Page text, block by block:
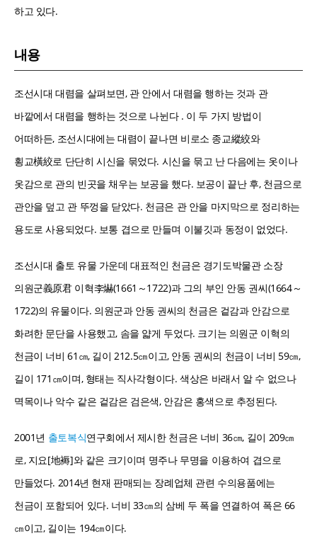
하고 있다.
내용
조선시대 대렴을 살펴보면, 관 안에서 대렴을 행하는 것과 관
바깥에서 대렴을 행하는 것으로 나뉜다 . 이 두 가지 방법이
어떠하든, 조선시대에는 대렴이 끝나면 비로소 종교縱絞와
횡교橫絞로 단단히 시신을 묶었다. 시신을 묶고 난 다음에는 옷이나
옷감으로 관의 빈곳을 채우는 보공을 했다. 보공이 끝난 후, 천금으로
관안을 덮고 관 뚜껑을 닫았다. 천금은 관 안을 마지막으로 정리하는
용도로 사용되었다. 보통 겹으로 만들며 이불깃과 동정이 없었다.
조선시대 출토 유물 가운데 대표적인 천금은 경기도박물관 소장
의원군義原君 이혁李爀(1661～1722)과 그의 부인 안동 권씨(1664～
1722)의 유물이다. 의원군과 안동 권씨의 천금은 겉감과 안감으로
화려한 문단을 사용했고, 솜을 얇게 두었다. 크기는 의원군 이혁의
천금이 너비 61㎝, 길이 212.5㎝이고, 안동 권씨의 천금이 너비 59㎝,
길이 171㎝이며, 형태는 직사각형이다. 색상은 바래서 알 수 없으나
멱목이나 악수 같은 겉감은 검은색, 안감은 홍색으로 추정된다.
2001년 출토복식연구회에서 제시한 천금은 너비 36㎝, 길이 209㎝
로, 지요[地褥]와 같은 크기이며 명주나 무명을 이용하여 겹으로
만들었다. 2014년 현재 판매되는 장례업체 관련 수의용품에는
천금이 포함되어 있다. 너비 33㎝의 삼베 두 폭을 연결하여 폭은 66
㎝이고, 길이는 194㎝이다.